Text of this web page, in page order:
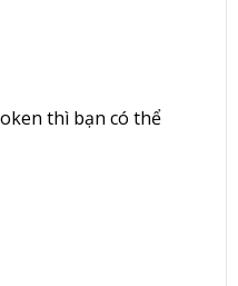
thì bạn có thể